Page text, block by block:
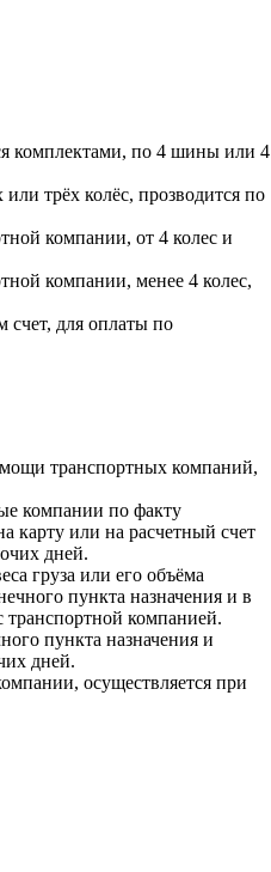
комплектами, по 4 шины или 4
трёх колёс, прозводится по
компании, от 4 колес и
компании, менее 4 колес,
для оплаты по
транспортных компаний,
компании по факту
карту или на расчетный счет
дней.
груза или его объёма
пункта назначения и в
транспортной компанией.
пункта назначения и
дней.
осуществляется при